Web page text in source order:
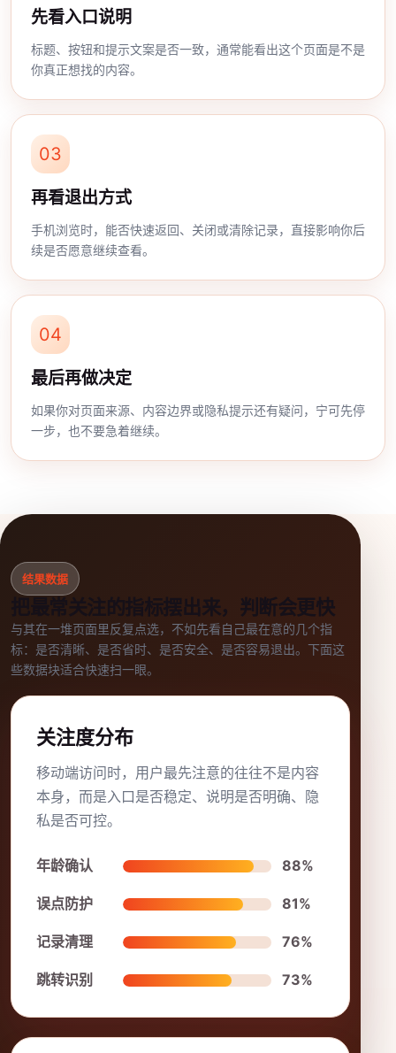
先看入口说明
标题、按钮和提示文案是否一致，通常能看出这个页面是不是
你真正想找的内容。
03
再看退出方式
手机浏览时，能否快速返回、关闭或清除记录，直接影响你后
续是否愿意继续查看。
04
最后再做决定
如果你对页面来源、内容边界或隐私提示还有疑问，宁可先停
一步，也不要急着继续。
结果数据
把最常关注的指标摆出来，判断会更快
与其在一堆页面里反复点选，不如先看自己最在意的几个指
标：是否清晰、是否省时、是否安全、是否容易退出。下面这
些数据块适合快速扫一眼。
关注度分布
移动端访问时，用户最先注意的往往不是内容
本身，而是入口是否稳定、说明是否明确、隐
私是否可控。
年龄确认 88%
误点防护 81%
记录清理 76%
跳转识别 73%